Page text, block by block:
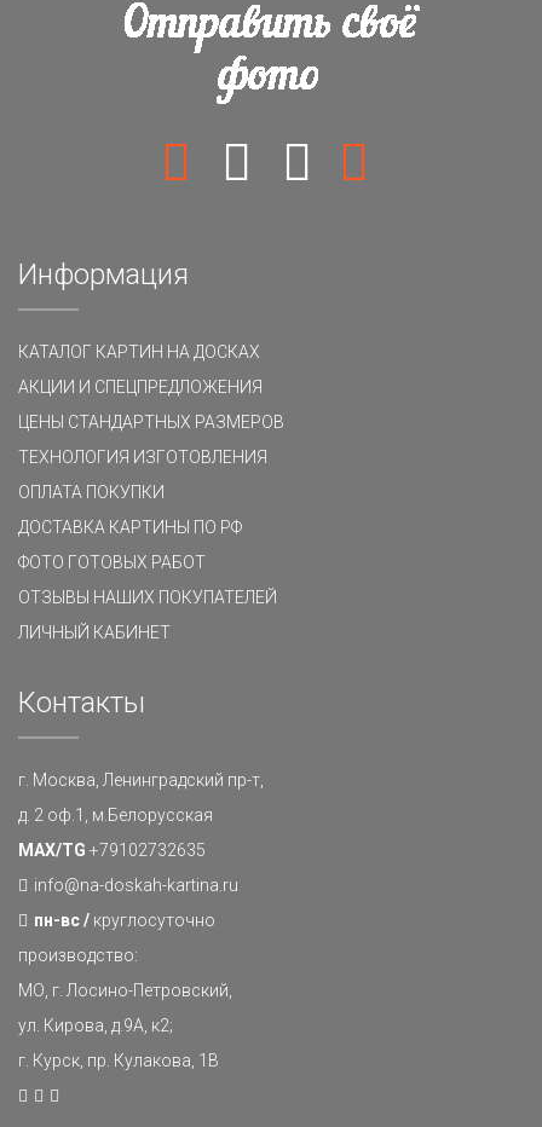
Информация
КАТАЛОГ КАРТИН НА ДОСКАХ
АКЦИИ И СПЕЦПРЕДЛОЖЕНИЯ
ЦЕНЫ СТАНДАРТНЫХ РАЗМЕРОВ
ТЕХНОЛОГИЯ ИЗГОТОВЛЕНИЯ
ОПЛАТА ПОКУПКИ
ДОСТАВКА КАРТИНЫ ПО РФ
ФОТО ГОТОВЫХ РАБОТ
ОТЗЫВЫ НАШИХ ПОКУПАТЕЛЕЙ
ЛИЧНЫЙ КАБИНЕТ
Контакты
г. Москва, Ленинградский пр-т,
д. 2 оф.1, м.Белорусская
MAX/TG +79102732635
info@na-doskah-kartina.ru
пн-вс / круглосуточно
производство:
МО, г. Лосино-Петровский,
ул. Кирова, д.9А, к2;
г. Курск, пр. Кулакова, 1В